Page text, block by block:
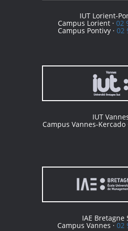
IUT Lorient-
Campus Lorient · 02
Campus Pontivy · 02
IUT
Campus Vannes-Kercado
IAE Bretagne
Campus Vannes ·02